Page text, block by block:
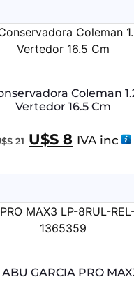
Coleman
Vertedor 16.5 Cm
21 U$S 8 IVA inc
ABU GARCIA PRO